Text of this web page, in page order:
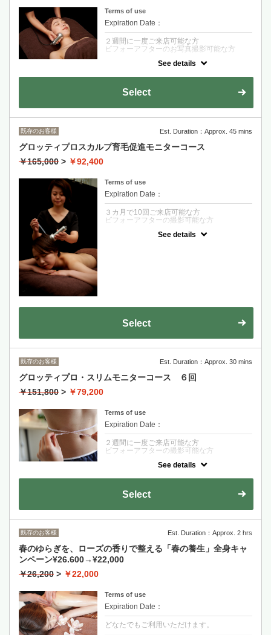
Terms of use
Expiration Date：
２週間に一度ご来店可能な方
ビフォーアフターのお写真撮影可能な方
フェイシャルグロッティのモニターコース
See details
Select
既存のお客様 Est. Duration：Approx. 45 mins
グロッティプロスカルプ育毛促進モニターコース
￥165,000 > ￥92,400
Terms of use
Expiration Date：
３カ月で10回ご来店可能な方
ビフォーアフターの撮影可能な方
See details
Select
既存のお客様 Est. Duration：Approx. 30 mins
グロッティプロ・スリムモニターコース ６回
￥151,800 > ￥79,200
Terms of use
Expiration Date：
２週間に一度ご来店可能な方
ビフォーアフターの撮影可能な方
グロッティプロ・スリムモニターコース
See details
Select
既存のお客様 Est. Duration：Approx. 2 hrs
春のゆらぎを、ローズの香りで整える「春の養生」全身キャ
ンペーン¥26.600→¥22,000
￥26,200 > ￥22,000
Terms of use
Expiration Date：
どなたでもご利用いただけます。